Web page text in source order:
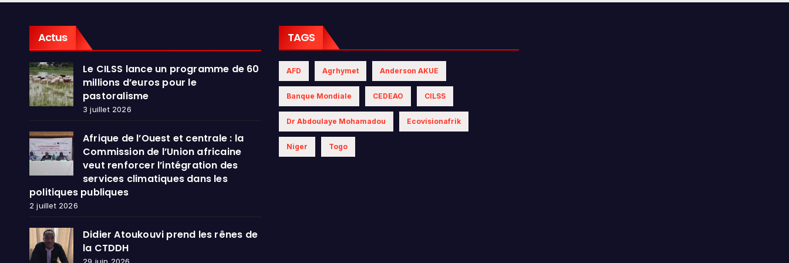
dans les politiques
Actus
Le CILSS lance un programme de 60
millions d’euros pour le
pastoralisme
3 juillet 2026
Afrique de l’Ouest et centrale : la
Commission de l’Union africaine
veut renforcer l’intégration des
services climatiques dans les
politiques publiques
2 juillet 2026
Didier Atoukouvi prend les rênes de
la CTDDH
29 juin 2026
TAGS
AFD Agrhymet Anderson AKUE
Banque Mondiale CEDEAO CILSS
Dr Abdoulaye Mohamadou Ecovisionafrik
Niger Togo